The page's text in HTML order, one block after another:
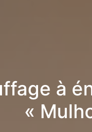
à
«